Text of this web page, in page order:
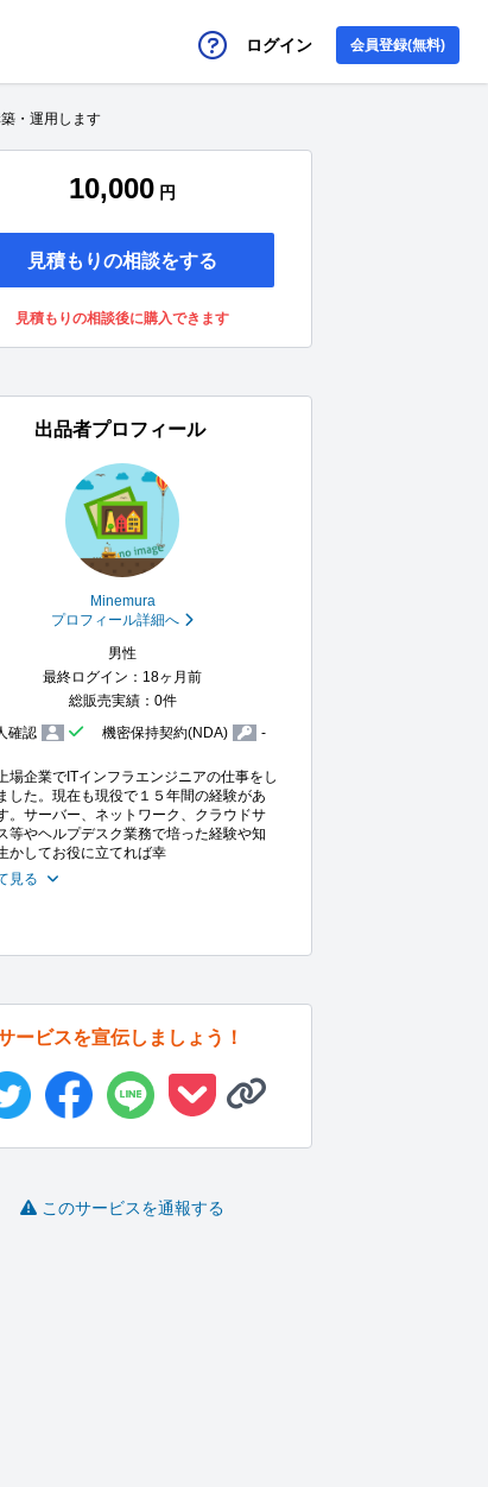
ログイン 会員登録(無料)
・運用します
10,000 円
見積もりの相談をする
見積もりの相談後に購入できます
出品者プロフィール
Minemura
プロフィール詳細へ
男性
最終ログイン：18ヶ月前
総販売実績：0件
確認
機密保持契約(NDA) -
場企業でITインフラエンジニアの仕事をし
した。現在も現役で１５年間の経験があ
。サーバー、ネットワーク、クラウドサ
等やヘルプデスク業務で培った経験や知
かしてお役に立てれば幸
見る
ービスを宣伝しましょう！
このサービスを通報する